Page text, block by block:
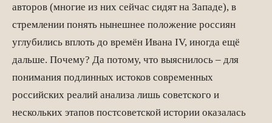
авторов (многие из них сейчас сидят на Западе), в
стремлении понять нынешнее положение россиян
углубились вплоть до времён Ивана IV, иногда ещё
дальше. Почему? Да потому, что выяснилось – для
понимания подлинных истоков современных
российских реалий анализа лишь советского и
нескольких этапов постсоветской истории оказалась